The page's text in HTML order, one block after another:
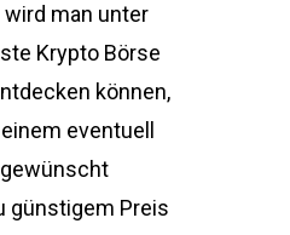
man unter
Krypto Börse
können,
eventuell
günstigem Preis